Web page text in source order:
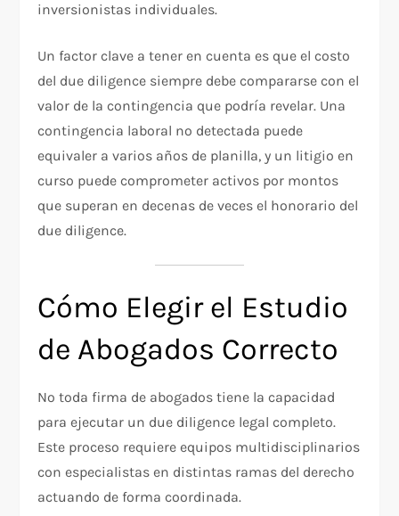
inversionistas individuales.
Un factor clave a tener en cuenta es que el costo
del due diligence siempre debe compararse con el
valor de la contingencia que podría revelar. Una
contingencia laboral no detectada puede
equivaler a varios años de planilla, y un litigio en
curso puede comprometer activos por montos
que superan en decenas de veces el honorario del
due diligence.
Cómo Elegir el Estudio
de Abogados Correcto
No toda firma de abogados tiene la capacidad
para ejecutar un due diligence legal completo.
Este proceso requiere equipos multidisciplinarios
con especialistas en distintas ramas del derecho
actuando de forma coordinada.